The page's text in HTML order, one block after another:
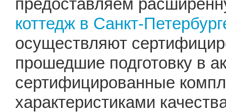
предоставляем
коттедж в Санкт-
осуществляют
прошедшие подготовку в
сертифицированные
характеристиками